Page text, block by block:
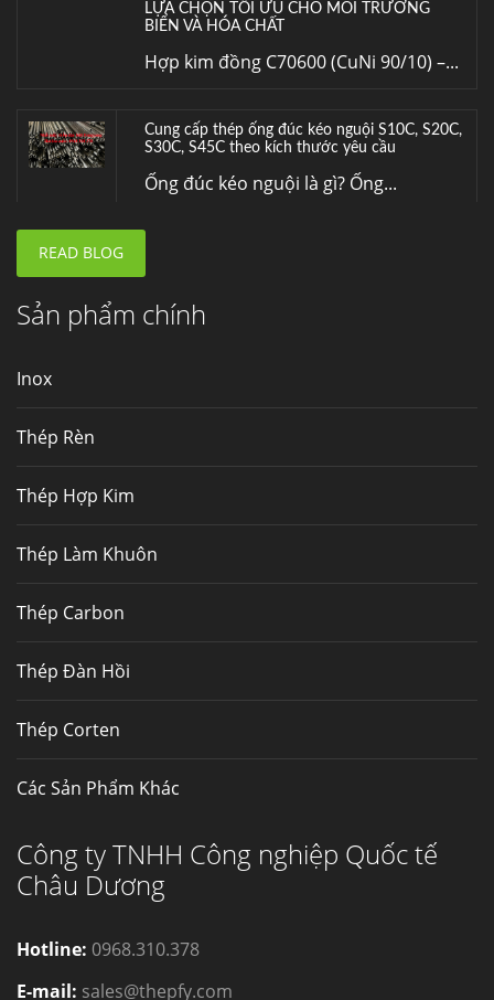
LỰA CHỌN TỐI ƯU CHO MÔI TRƯỜNG
BIỂN VÀ HÓA CHẤT
Hợp kim đồng C70600 (CuNi 90/10) –...
Cung cấp thép ống đúc kéo nguội S10C, S20C,
S30C, S45C theo kích thước yêu cầu
Ống đúc kéo nguội là gì? Ống...
Fengyang là một trong những nhà
Thép Fengyang
READ BLOG
Sản phẩm chính
Inox
Thép Rèn
Thép Hợp Kim
Thép Làm Khuôn
Thép Carbon
Thép Đàn Hồi
Thép Corten
Các Sản Phẩm Khác
Công ty TNHH Công nghiệp Quốc tế
Châu Dương
Hotline: 0968.310.378
E-mail: sales@thepfy.com